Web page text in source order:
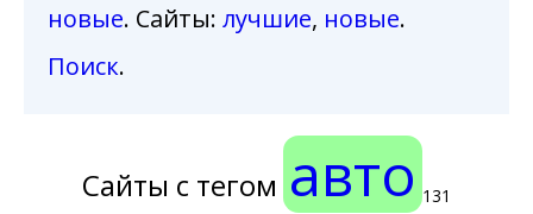
новые. Сайты: лучшие, новые.
Поиск.
Сайты с тегом авто 131